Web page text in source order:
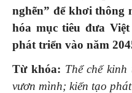
nghẽn” để khơi thông
hóa mục tiêu đưa
phát triển vào năm
Từ khóa: Thể chế
vươn mình; kiến tạo